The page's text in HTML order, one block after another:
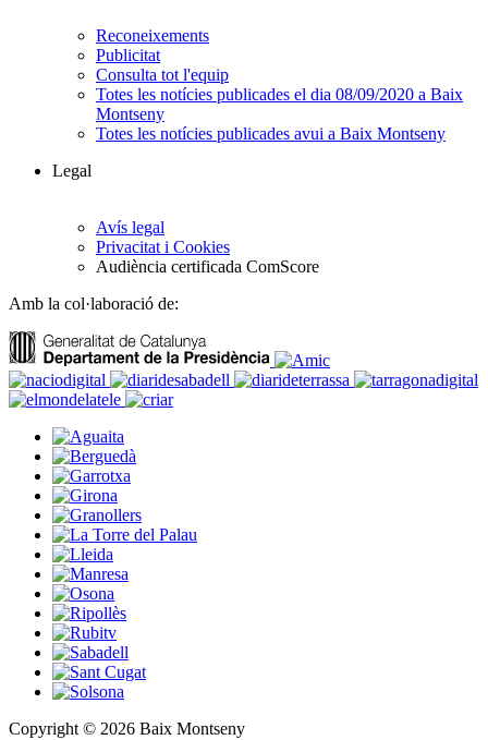
Reconeixements
Publicitat
Consulta tot l'equip
Totes les notícies publicades el dia 08/09/2020 a Baix
Montseny
Totes les notícies publicades avui a Baix Montseny
Legal
Avís legal
Privacitat i Cookies
Audiència certificada ComScore
Amb la col·laboració de:
Copyright © 2026 Baix Montseny